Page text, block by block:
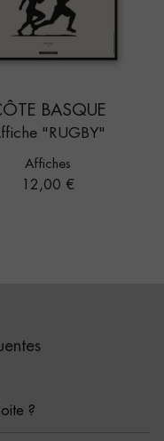
BASQUE
"RUGBY"
Affiches
Prix
12,00 €
?